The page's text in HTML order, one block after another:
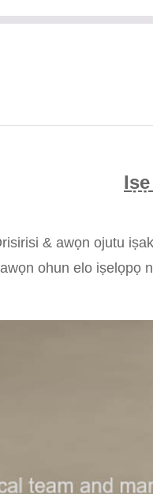
& awọn ojutu
ohun elo